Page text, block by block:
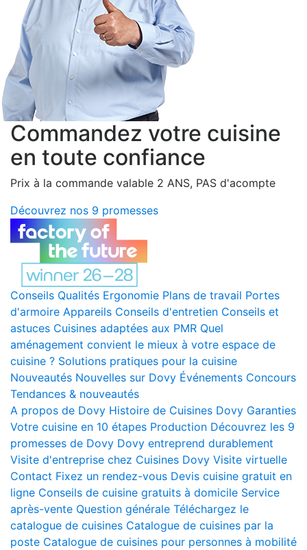
Commandez votre cuisine
en toute confiance
Prix à la commande valable 2 ANS, PAS d'acompte
Découvrez nos 9 promesses
Conseils Qualités Ergonomie Plans de travail Portes
d'armoire Appareils Conseils d'entretien Conseils et
astuces Cuisines adaptées aux PMR Quel
aménagement convient le mieux à votre espace de
cuisine ? Solutions pratiques pour la cuisine
Nouveautés Nouvelles sur Dovy Événements Concours
Tendances & nouveautés
A propos de Dovy Histoire de Cuisines Dovy Garanties
Votre cuisine en 10 étapes Production Découvrez les 9
promesses de Dovy Dovy entreprend durablement
Visite d'entreprise chez Cuisines Dovy Visite virtuelle
Contact Fixez un rendez-vous Devis cuisine gratuit en
ligne Conseils de cuisine gratuits à domicile Service
après-vente Question générale Téléchargez le
catalogue de cuisines Catalogue de cuisines par la
poste Catalogue de cuisines pour personnes à mobilité